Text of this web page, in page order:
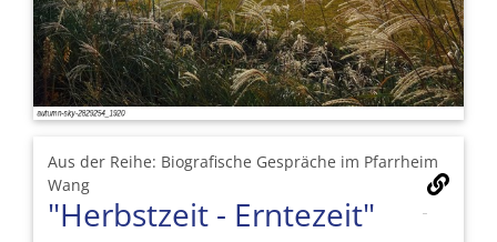
Aus der Reihe: Biografische Gespräche im Pfarrheim
Wang
"Herbstzeit - Erntezeit"